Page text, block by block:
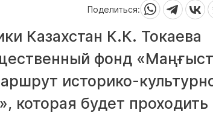
Поделиться:
Казахстан К.К. Токаева
фонд
историко-
которая будет проходить